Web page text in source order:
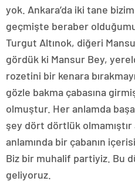
yok. Ankara’da iki tane bizim
geçmişte beraber
Turgut Altınok, diğeri
gördük ki Mansur Bey,
rozetini bir kenara
gözle bakma çabasına
olmuştur. Her anlamda
şey dört dörtlük
anlamında bir çabanın
Biz bir muhalif partiyiz. Bu
geliyoruz.